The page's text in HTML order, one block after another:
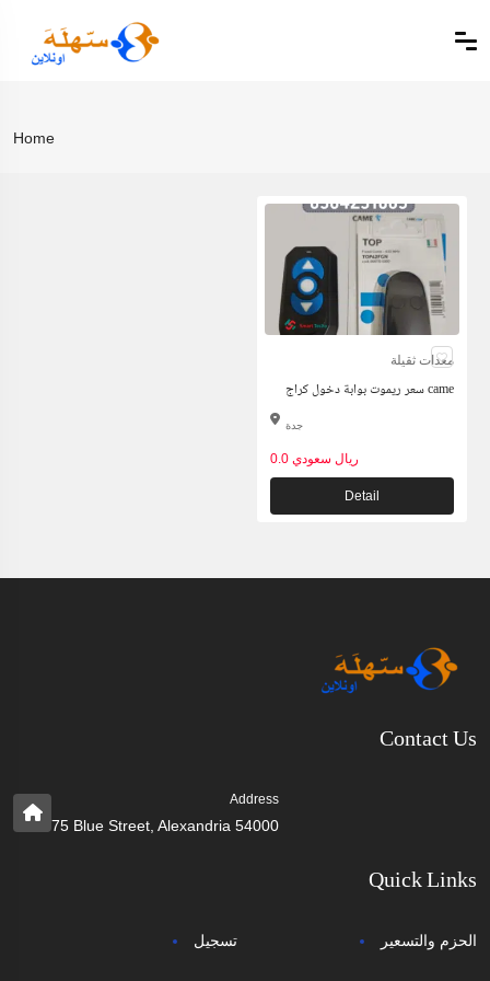
Home
معدات ثقيلة
سعر ريموت بوابة دخول كراج came
جدة
0.0 ريال سعودي
Detail
Contact Us
Address
75 Blue Street, Alexandria 54000
Quick Links
تسجيل الحزم والتسعير